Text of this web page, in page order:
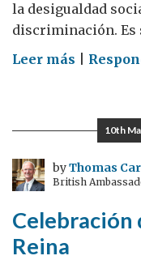
la desigualdad
discriminación. Es
Leer más on
es
combatir
10th
byThomas
British
Celebración
Reina